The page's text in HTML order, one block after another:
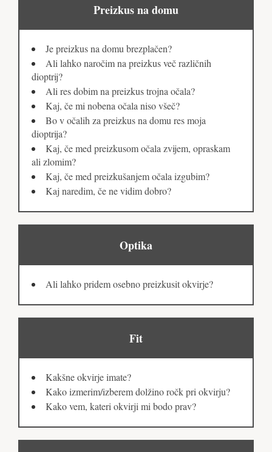
Preizkus na domu
Je preizkus na domu brezplačen?
Ali lahko naročim na preizkus več različnih
dioptrij?
Ali res dobim na preizkus trojna očala?
Kaj, če mi nobena očala niso všeč?
Bo v očalih za preizkus na domu res moja
dioptrija?
Kaj, če med preizkusom očala zvijem, opraskam
ali zlomim?
Kaj, če med preizkušanjem očala izgubim?
Kaj naredim, če ne vidim dobro?
Optika
Ali lahko pridem osebno preizkusit okvirje?
Fit
Kakšne okvirje imate?
Kako izmerim/izberem dolžino ročk pri okvirju?
Kako vem, kateri okvirji mi bodo prav?